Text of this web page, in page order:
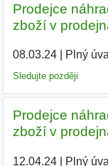
Prodejce
zboží v
08.03.24| Plný
Sledujte později
Prodejce
zboží v
12.04.24| Plný